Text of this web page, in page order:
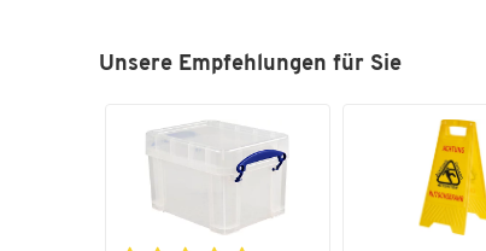
Unsere Empfehlungen für Sie